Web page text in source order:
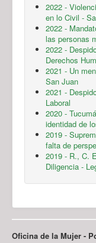
2022 -
en lo Civil -
2022 -
las personas
2022 -
Derechos
2021 - Un
San Juan
2021 -
Laboral
2020 -
identidad de
2019 -
falta de
2019 - R., C.
Diligencia -
Oficina de la Mujer -